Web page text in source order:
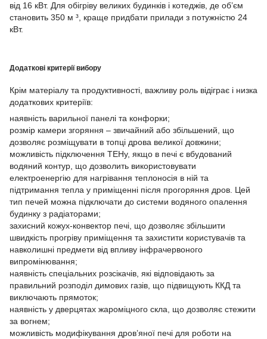
від 16 кВт. Для обігріву великих будинків і котеджів, де об’єм
становить 350 м ³, краще придбати прилади з потужністю 24
кВт.
Додаткові критерії вибору
Крім матеріалу та продуктивності, важливу роль відіграє і низка
додаткових критеріїв:
наявність варильної панелі та конфорки;
розмір камери згоряння – звичайний або збільшений, що
дозволяє розміщувати в топці дрова великої довжини;
можливість підключення ТЕНу, якщо в печі є вбудований
водяний контур, що дозволить використовувати
електроенергію для нагрівання теплоносія в ній та
підтримання тепла у приміщенні після прогоряння дров. Цей
тип печей можна підключати до системи водяного опалення
будинку з радіаторами;
захисний кожух-конвектор печі, що дозволяє збільшити
швидкість прогріву приміщення та захистити користувачів та
навколишні предмети від впливу інфрачервоного
випромінювання;
наявність спеціальних розсікачів, які відповідають за
правильний розподіл димових газів, що підвищують ККД та
виключають прямоток;
наявність у дверцятах жароміцного скла, що дозволяє стежити
за вогнем;
можливість модифікування дров’яної печі для роботи на